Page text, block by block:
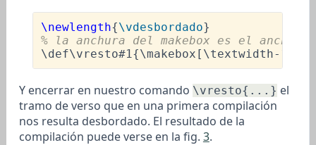
\newlength{\vdesbordado
%
la anchura del makebox es el ancho
\def\vresto#1{\makebox [ \textwidth
Y encerrar en nuestro comando \vresto{...} el
tramo de verso que en una primera compilación
nos resulta desbordado. El resultado de la
compilación puede verse en la fig. 3.